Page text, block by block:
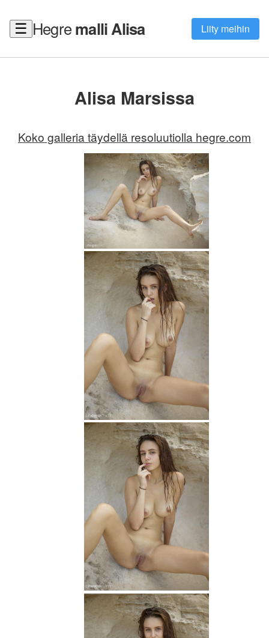
☰ Hegremalli Alisa Liity meihin
Alisa Marsissa
Koko galleria täydellä resoluutiolla hegre.com